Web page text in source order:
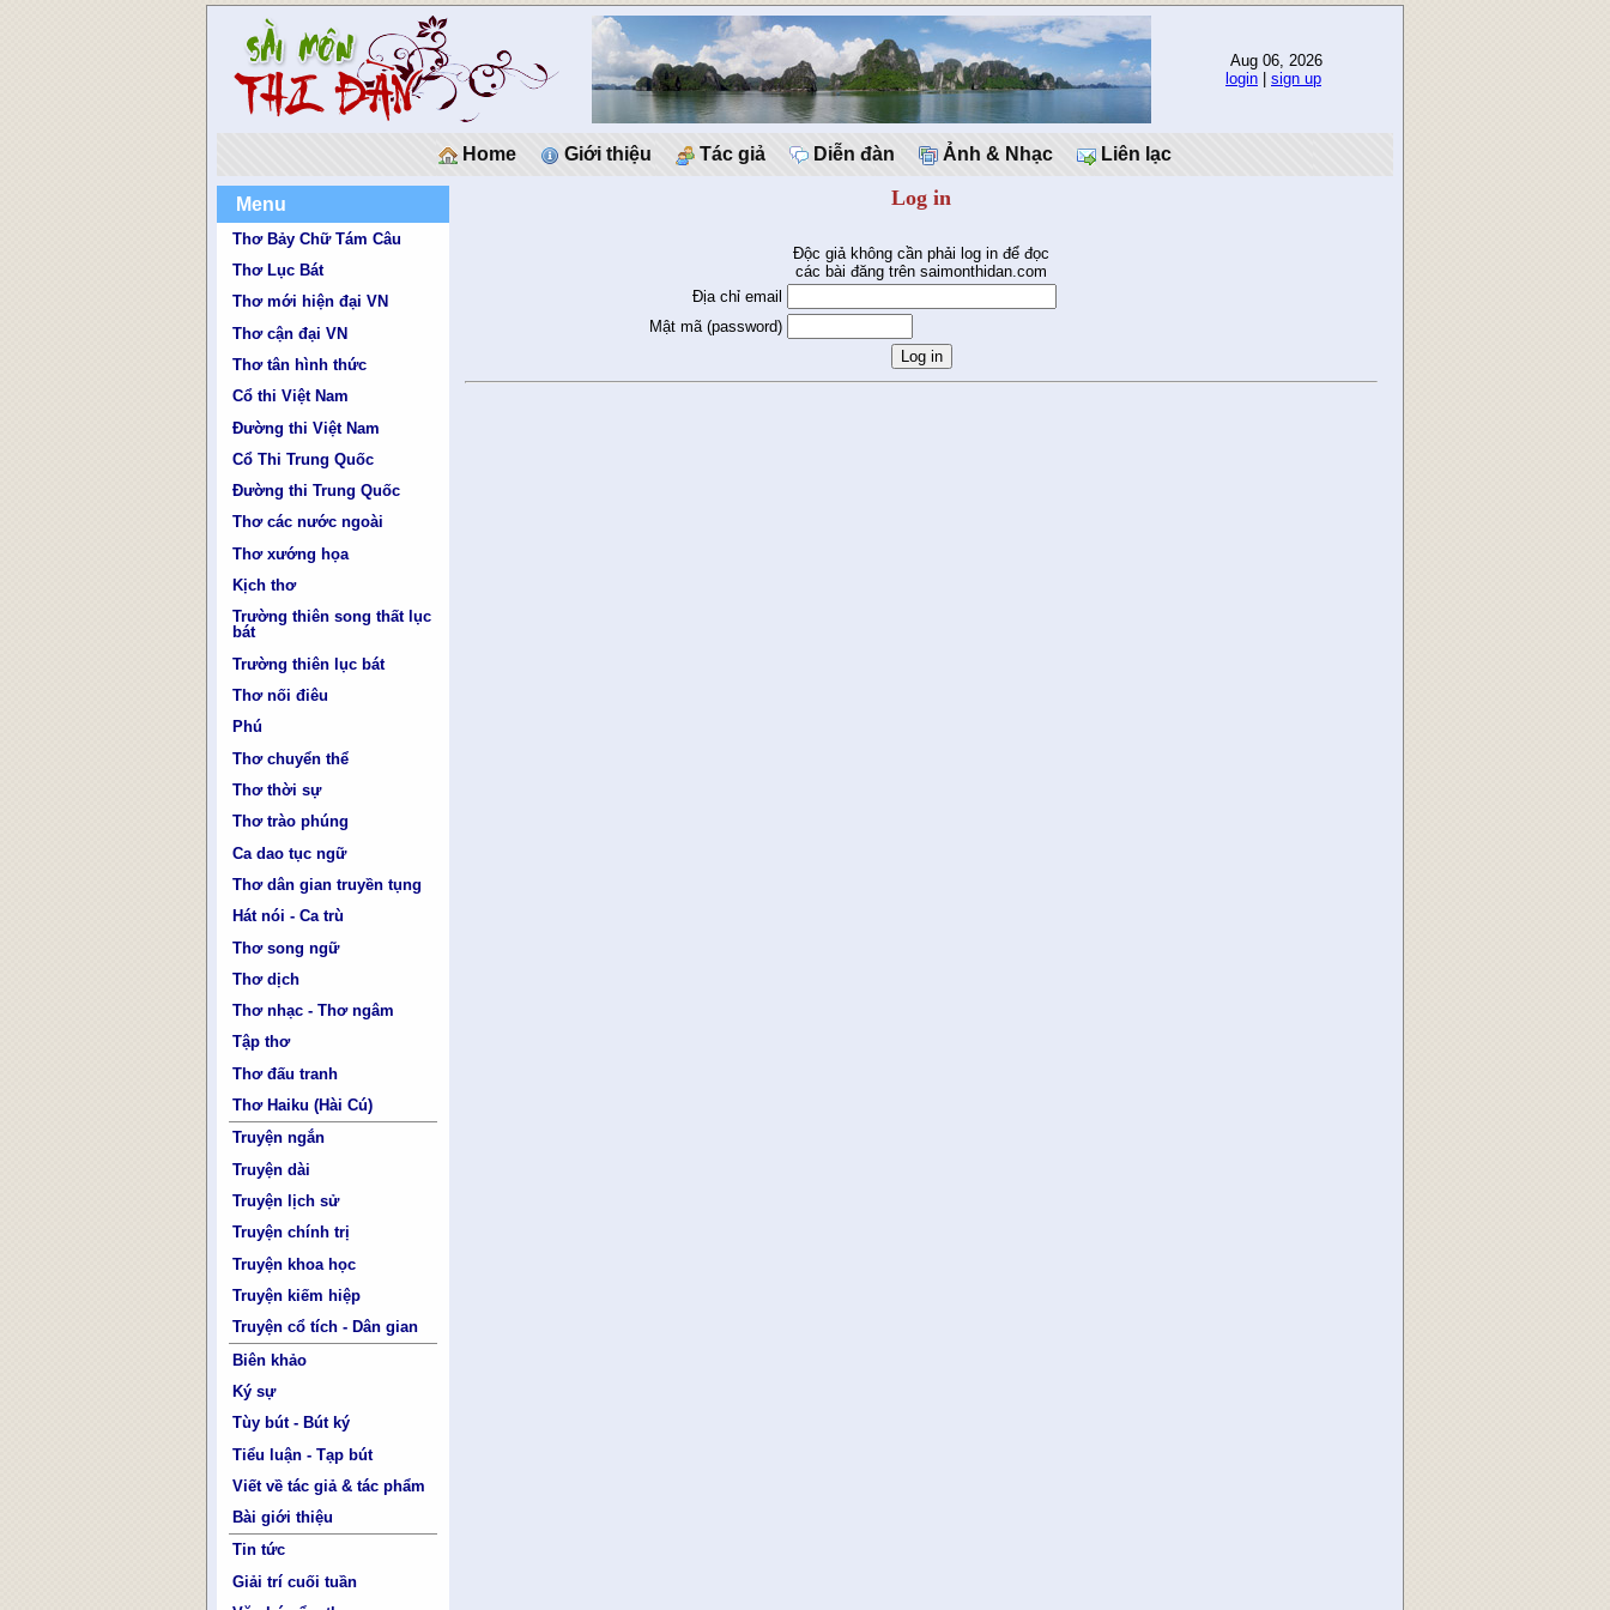
Aug 06, 2026
login
sign up
Home Giới thiệu Tác giả Diễn đàn Ảnh & Nhạc Liên lạc
Menu
Thơ Bảy Chữ Tám Câu
Thơ Lục Bát
Thơ mới hiện đại VN
Thơ cận đại VN
Thơ tân hình thức
Cổ thi Việt Nam
Đường thi Việt Nam
Cổ Thi Trung Quốc
Đường thi Trung Quốc
Thơ các nước ngoài
Thơ xướng họa
Kịch thơ
Trường thiên song thất lục
bát
Trường thiên lục bát
Thơ nối điêu
Phú
Thơ chuyển thể
Thơ thời sự
Thơ trào phúng
Ca dao tục ngữ
Thơ dân gian truyền tụng
Hát nói - Ca trù
Thơ song ngữ
Thơ dịch
Thơ nhạc - Thơ ngâm
Tập thơ
Thơ đấu tranh
Thơ Haiku (Hài Cú)
Truyện ngắn
Truyện dài
Truyện lịch sử
Truyện chính trị
Truyện khoa học
Truyện kiếm hiệp
Truyện cổ tích - Dân gian
Biên khảo
Ký sự
Tùy bút - Bút ký
Tiểu luận - Tạp bút
Viết về tác giả & tác phẩm
Bài giới thiệu
Tin tức
Giải trí cuối tuần
Log in
Độc giả không cần phải log in để đọc
các bài đăng trên saimonthidan.com
Địa chỉ email
Mật mã (password)